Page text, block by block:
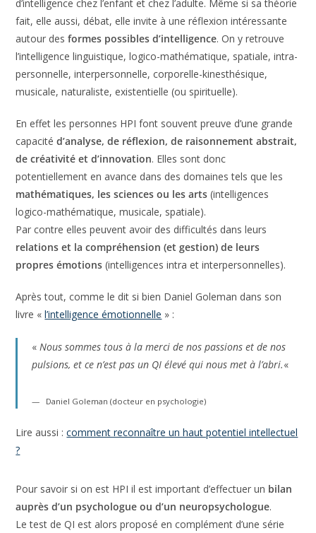
d’intelligence chez l’enfant et chez l’adulte. Même si sa
théorie fait, elle aussi, débat, elle invite à une réflexion
intéressante autour desformes possibles d’intelligence.
On y retrouve l’intelligence linguistique, logico-
mathématique, spatiale, intra-personnelle, interpersonnelle,
corporelle-kinesthésique, musicale, naturaliste, existentielle
En effet les personnes HPI font souvent preuve d’une
grande capacité d’analyse, de réflexion, de raisonnement
abstrait, de créativité et d’innovation. Elles sont donc
potentiellement en avance dans des domaines tels que les
mathématiques, les sciences ou les arts
logico-mathématique, musicale, spatiale).
Par contre elles peuvent avoir des difficultés dans leurs
relations et la compréhension (et gestion) de leurs
Après tout, comme le dit si bien Daniel Goleman dans son
«Nous sommes tous à la merci de nos passions et de nos
l’abri.«
Daniel Goleman (docteur en psychologie)
intellectuel ?
Pour savoir si on est HPI il est important d’effectuer un